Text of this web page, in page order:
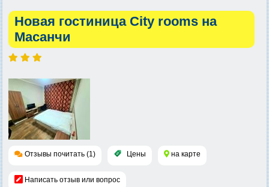
Новая гостиница City rooms на
Масанчи
Отзывы почитать (1) Цены на карте
Написать отзыв или вопрос